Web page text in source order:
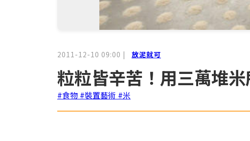
2011-12-10 09:00 | 放泥就可
粒粒皆辛苦！用三萬堆
#食物 #裝置藝術 #米